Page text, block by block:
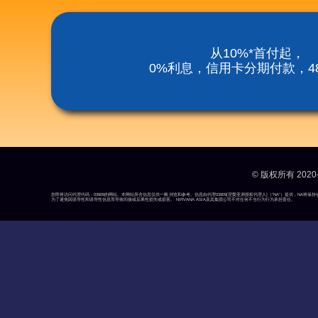
从10%*首付起，
0%利息，信用卡分期付款，
© 版权所有
您即将访问代理代码：03909的网站。本网站所含信息仅供一般浏览和参考。信息由代理03909[涅槃亚洲授权代理人]（“NA”）提供，NA将
为了避免因误导性和误导性信息而导致间接或后果性损失或损害。 NIRVANA ASIA及其集团公司不对任何不当行为行为承担责任。